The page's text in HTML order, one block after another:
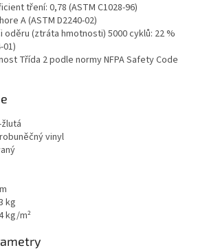
tření: 0,78 (ASTM C1028-96)
A (ASTM D2240-02)
oděru (ztráta hmotnosti) 5000 cyklů: 22 %
01)
Třída 2 podle normy NFPA Safety Code
vinyl
kg
kg/m²